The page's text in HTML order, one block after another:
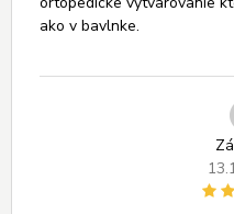
ako v bavlnke.